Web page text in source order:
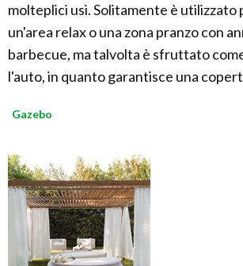
molteplici usi. Solitamente è utilizzato
un'area relax o una zona pranzo con
barbecue, ma talvolta è sfruttato
l'auto, in quanto garantisce una
Gazebo